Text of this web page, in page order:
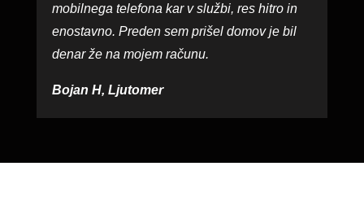
mobilnega telefona kar v službi, res hitro in
enostavno. Preden sem prišel domov je bil
denar že na mojem računu.
Bojan H, Ljutomer